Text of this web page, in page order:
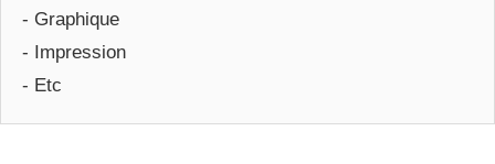
- Graphique
- Impression
- Etc